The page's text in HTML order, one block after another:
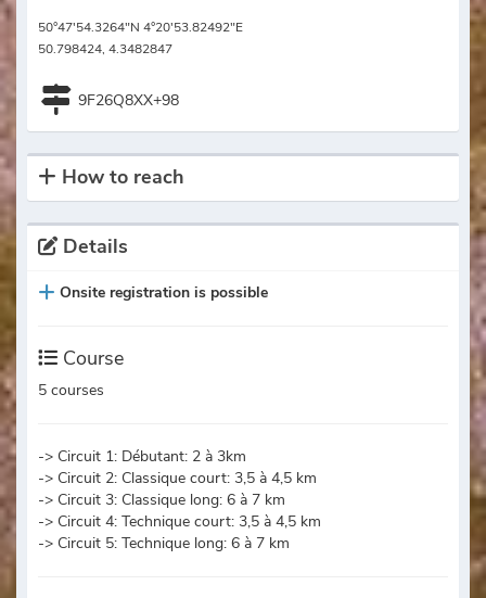
50°47'54.3264"N 4°20'53.82492"E
50.798424, 4.3482847
9F26Q8XX+98
How to reach
Details
Onsite registration is possible
Course
5 courses
-> Circuit 1: Débutant: 2 à 3km
-> Circuit 2: Classique court: 3,5 à 4,5 km
-> Circuit 3: Classique long: 6 à 7 km
-> Circuit 4: Technique court: 3,5 à 4,5 km
-> Circuit 5: Technique long: 6 à 7 km